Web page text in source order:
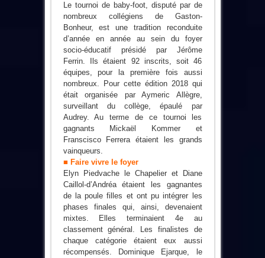
Le tournoi de baby-foot, disputé par de
nombreux collégiens de Gaston-
Bonheur, est une tradition reconduite
d’année en année au sein du foyer
socio-éducatif présidé par Jérôme
Ferrin. Ils étaient 92 inscrits, soit 46
équipes, pour la première fois aussi
nombreux. Pour cette édition 2018 qui
était organisée par Aymeric Allègre,
surveillant du collège, épaulé par
Audrey. Au terme de ce tournoi les
gagnants Mickaël Kommer et
Franscisco Ferrera étaient les grands
vainqueurs.
■ Faire vivre le foyer
Elyn Piedvache le Chapelier et Diane
Caillol-d’Andréa étaient les gagnantes
de la poule filles et ont pu intégrer les
phases finales qui, ainsi, devenaient
mixtes. Elles terminaient 4e au
classement général. Les finalistes de
chaque catégorie étaient eux aussi
récompensés. Dominique Ejarque, le